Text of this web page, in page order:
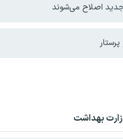
اصلاح می‌شوند
بهداشت